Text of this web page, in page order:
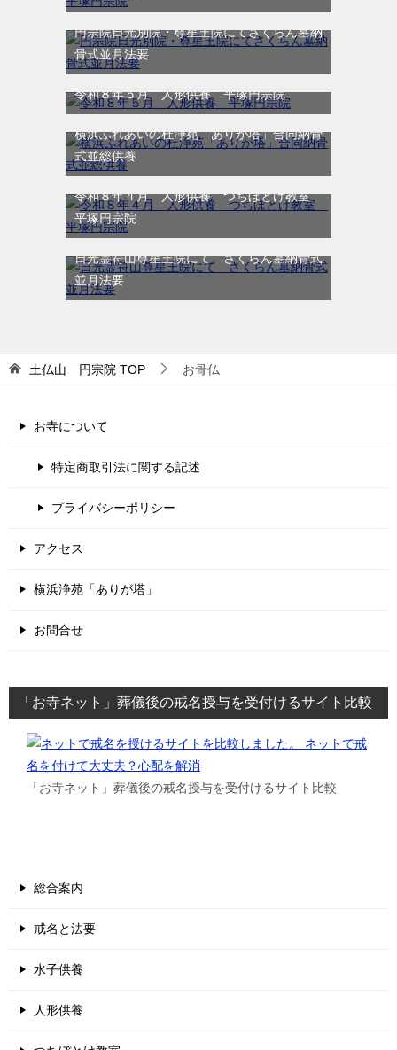
円宗院日光別院・尊星王院にてさくらん墓納
骨式並月法要
令和８年５月 人形供養 平塚円宗院
横浜ふれあいの杜浄苑「ありが塔」合同納骨
式並総供養
令和８年４月 人形供養 つちぼとけ教室
平塚円宗院
日光霊符山尊星王院にて さくらん墓納骨式
並月法要
土仏山 円宗院 TOP お骨仏
お寺について
特定商取引法に関する記述
プライバシーポリシー
アクセス
横浜浄苑「ありが塔」
お問合せ
「お寺ネット」葬儀後の戒名授与を受付けるサイト比較
「お寺ネット」葬儀後の戒名授与を受付けるサイト比較
総合案内
戒名と法要
水子供養
人形供養